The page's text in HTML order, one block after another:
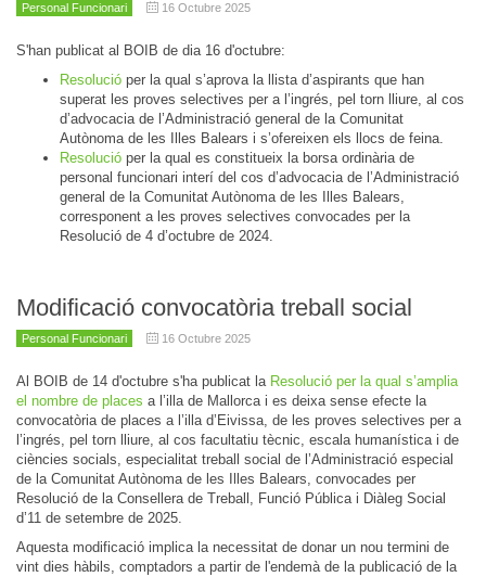
Personal Funcionari 16 Octubre 2025
S'han publicat al BOIB de dia 16 d'octubre:
Resolució per la qual s’aprova la llista d’aspirants que han
superat les proves selectives per a l’ingrés, pel torn lliure, al cos
d’advocacia de l’Administració general de la Comunitat
Autònoma de les Illes Balears i s’ofereixen els llocs de feina.
Resolució per la qual es constitueix la borsa ordinària de
personal funcionari interí del cos d’advocacia de l’Administració
general de la Comunitat Autònoma de les Illes Balears,
corresponent a les proves selectives convocades per la
Resolució de 4 d’octubre de 2024.
Modificació convocatòria treball social
Personal Funcionari 16 Octubre 2025
Al BOIB de 14 d'octubre s'ha publicat la Resolució per la qual s’amplia
el nombre de places a l’illa de Mallorca i es deixa sense efecte la
convocatòria de places a l’illa d’Eivissa, de les proves selectives per a
l’ingrés, pel torn lliure, al cos facultatiu tècnic, escala humanística i de
ciències socials, especialitat treball social de l’Administració especial
de la Comunitat Autònoma de les Illes Balears, convocades per
Resolució de la Consellera de Treball, Funció Pública i Diàleg Social
d’11 de setembre de 2025.
Aquesta modificació implica la necessitat de donar un nou termini de
vint dies hàbils, comptadors a partir de l'endemà de la publicació de la